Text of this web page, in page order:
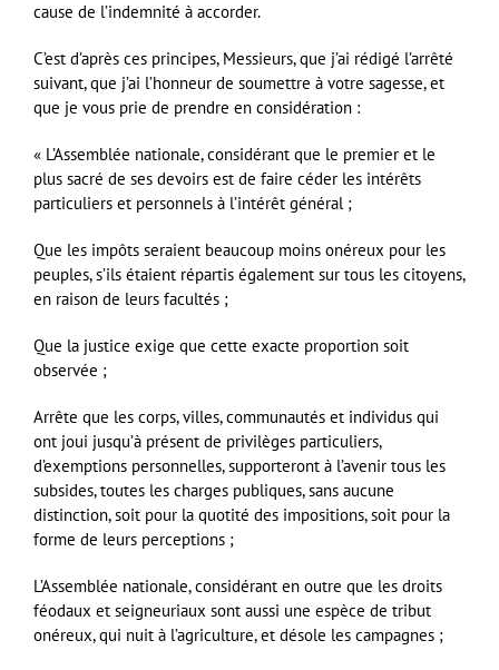
cause de l’indemnité à accorder.
C’est d’après ces principes, Messieurs, que j’ai rédigé l’arrêté
suivant, que j’ai l’honneur de soumettre à votre sagesse, et
que je vous prie de prendre en considération :
« L’Assemblée nationale, considérant que le premier et le
plus sacré de ses devoirs est de faire céder les intérêts
particuliers et personnels à l’intérêt général ;
Que les impôts seraient beaucoup moins onéreux pour les
peuples, s’ils étaient répartis également sur tous les citoyens,
en raison de leurs facultés ;
Que la justice exige que cette exacte proportion soit
observée ;
Arrête que les corps, villes, communautés et individus qui
ont joui jusqu’à présent de privilèges particuliers,
d’exemptions personnelles, supporteront à l’avenir tous les
subsides, toutes les charges publiques, sans aucune
distinction, soit pour la quotité des impositions, soit pour la
forme de leurs perceptions ;
L’Assemblée nationale, considérant en outre que les droits
féodaux et seigneuriaux sont aussi une espèce de tribut
onéreux, qui nuit à l’agriculture, et désole les campagnes ;